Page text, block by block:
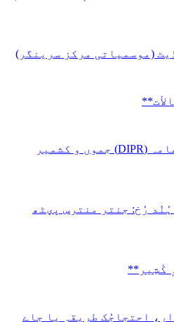
(موسمیاتی مرکز سرینگر)
محکمہ اطلاعات و رابطہ عامہ (DIPR) جموں و کشمیر
رُخ: جنتر منترس پؠٹھ
کٔشِیر**
احتجاجُک طریقہٕ یا جاے